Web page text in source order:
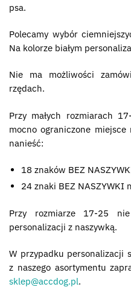
psa.
Polecamy wybór
Na kolorze białym
Nie ma możliwości
rzędach.
Przy małych rozmiarach
mocno ograniczone
nanieść:
18 znaków BEZ
24 znaki BEZ NASZYWKI
Przy rozmiarze 17-25
personalizacji z naszywką.
W przypadku personalizacji
z naszego asortymentu
sklep@accdog.pl.